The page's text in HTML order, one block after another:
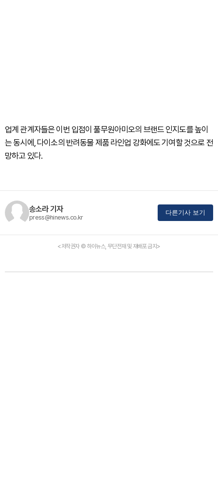
업계 관계자들은 이번 입점이 풀무원아미오의 브랜드 인지도를 높이
는 동시에, 다이소의 반려동물 제품 라인업 강화에도 기여할 것으로 전
망하고 있다.
송소라 기자
press@hinews.co.kr
다른기사 보기
<저작권자 © 하이뉴스, 무단전재 및 재배포 금지>